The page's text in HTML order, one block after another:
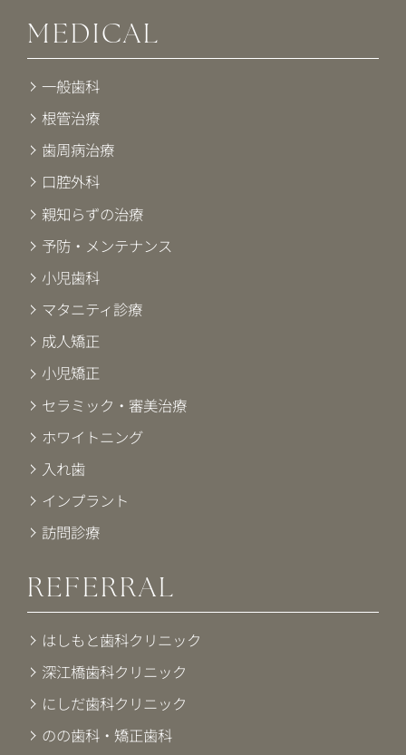
MEDICAL
一般歯科
予防・メンテナンス
セラミック・審美治療
根管治療
小児歯科
ホワイトニング
歯周病治療
マタニティ診療
入れ歯
口腔外科
成人矯正
インプラント
親知らずの治療
小児矯正
訪問診療
REFERRAL
はしもと歯科クリニック
深江橋歯科クリニック
にしだ歯科クリニック
のの歯科・矯正歯科